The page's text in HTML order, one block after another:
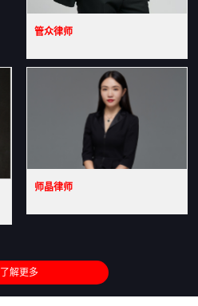
管众律师
师晶律师
了解更多